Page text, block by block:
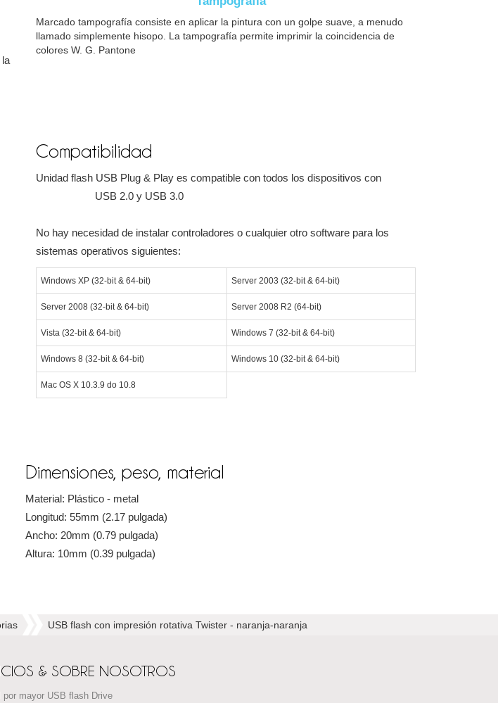
Marcado tampografía consiste en aplicar la pintura con un golpe suave, a menudo
llamado simplemente hisopo. La tampografía permite imprimir la coincidencia de
colores W. G. Pantone
Compatibilidad
Unidad flash USB Plug & Play es compatible con todos los dispositivos con
USB 2.0 y USB 3.0
No hay necesidad de instalar controladores o cualquier otro software para los
sistemas operativos siguientes:
Windows XP (32-bit & 64-bit) Server 2003 (32-bit & 64-bit)
Server 2008 (32-bit & 64-bit) Server 2008 R2 (64-bit)
Vista (32-bit & 64-bit) Windows 7 (32-bit & 64-bit)
Windows 8 (32-bit & 64-bit) Windows 10 (32-bit & 64-bit)
Mac OS X 10.3.9 do 10.8
Dimensiones, peso, material
Material: Plástico - metal
Longitud: 55mm (2.17 pulgada)
Ancho: 20mm (0.79 pulgada)
Altura: 10mm (0.39 pulgada)
USB flash con impresión rotativa Twister - naranja-naranja
& SOBRE NOSOTROS
por mayor USB flash Drive